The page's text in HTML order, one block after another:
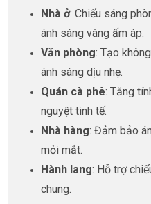
Nhà ở: Chiếu sáng
ánh sáng vàng ấm áp.
Văn phòng: Tạo
ánh sáng dịu nhẹ.
Quán cà phê: Tăng
nguyệt tinh tế.
Nhà hàng: Đảm bảo
mỏi mắt.
Hành lang: Hỗ trợ
chung.